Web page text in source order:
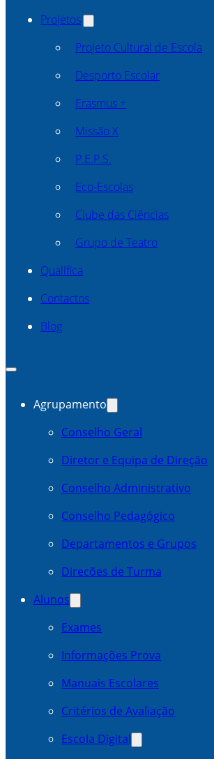
Projetos
Projeto Cultural de Escola
Desporto Escolar
Erasmus +
Missão X
P.E.P.S.
Eco-Escolas
Clube das Ciências
Grupo de Teatro
Qualifica
Contactos
Blog
Agrupamento
Conselho Geral
Diretor e Equipa de Direção
Conselho Administrativo
Conselho Pedagógico
Departamentos e Grupos
Direcões de Turma
Alunos
Exames
Informações Prova
Manuais Escolares
Critérios de Avaliação
Escola Digital